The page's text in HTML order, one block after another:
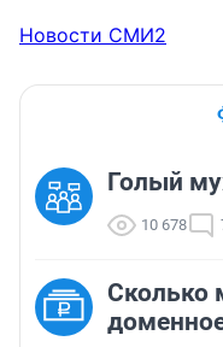
Новости СМИ2
Голый
10 678
Сколько